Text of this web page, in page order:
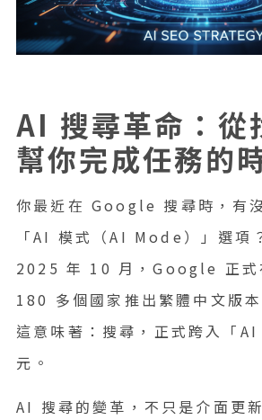
AI 搜尋革命：從
幫你完成任務的
你最近在 Google 搜尋時，有
「AI 模式（AI Mode）」選項
2025 年 10 月，Google 正式
180 多個國家推出繁體中文版本
這意味著：搜尋，正式跨入「
元。
AI 搜尋的變革，不只是介面更